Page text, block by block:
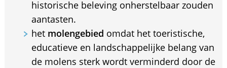
historische beleving onherstelbaar zouden
aantasten.
het molengebied omdat het toeristische,
educatieve en landschappelijke belang van
de molens sterk wordt verminderd door de